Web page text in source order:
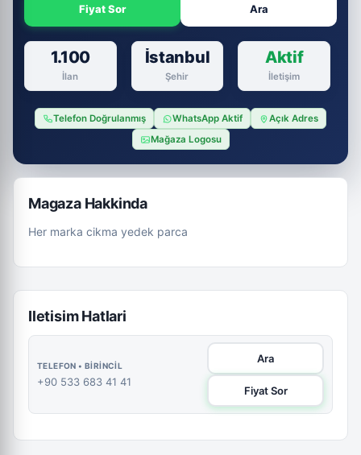
Fiyat Sor Ara
1.100
İlan
İstanbul
Şehir
Aktif
İletişim
Telefon Doğrulanmış WhatsApp Aktif
Açık Adres
Mağaza Logosu
Magaza Hakkinda
Her marka cikma yedek parca
Iletisim Hatlari
TELEFON • BIRINCIL
+90 533 683 41 41
Ara
Fiyat Sor